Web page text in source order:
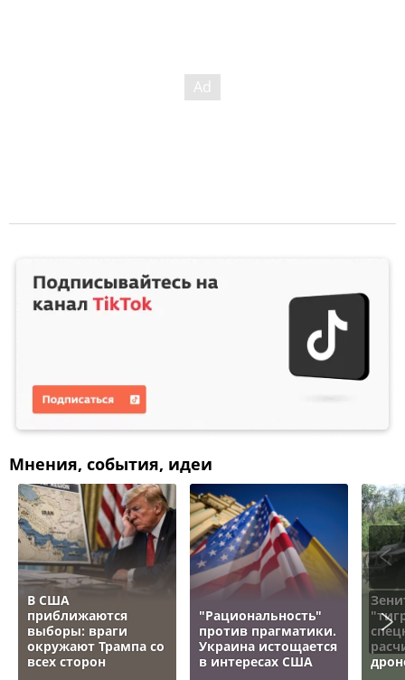
Мнения, события, идеи
В США
приближаются
выборы: враги
окружают Трампа со
всех сторон
"Рациональность"
против прагматики.
Украина истощается
в интересах США